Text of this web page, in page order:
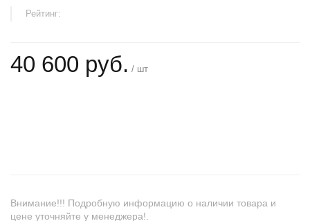
Рейтинг:
40 600 руб. / шт
Внимание!!! Подробную информацию о наличии товара и
цене уточняйте у менеджера!.